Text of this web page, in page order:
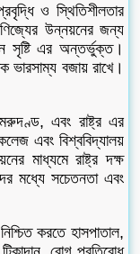
ও স্থিতিশীলতার
উন্নয়নের জন্য
সৃষ্টি এর অন্তর্ভুক্ত।
ভারসাম্য বজায় রাখে।
এবং রাষ্ট্র এর
এবং বিশ্ববিদ্যালয়
মাধ্যমে রাষ্ট্র দক্ষ
মধ্যে সচেতনতা এবং
করতে হাসপাতাল,